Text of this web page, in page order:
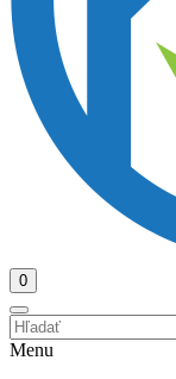
0
Menu